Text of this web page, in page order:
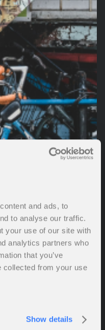
and ads, to
to analyse our traffic.
your use of our site with
analytics partners who
that you’ve
collected from your use
Show details